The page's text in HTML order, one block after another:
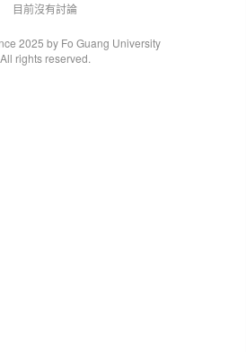
目前沒有討論
2025 by Fo Guang University
All rights reserved.